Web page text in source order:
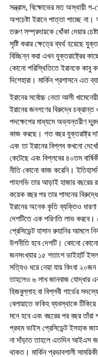
সন্ত্রাস, বিক্ষোভের মত অস্থায়ী গ-
অপচেষ্টা ইরানে পাত্তা পাচ্ছে
তরুণ সম্প্রদায়কে ধোঁকা দেয়ার
সৃষ্টি করার ক্ষেত্রে ব্যর্থ হয়েছে
বিচ্ছিন্ন করা এখন যুক্তরাষ্ট্রের
কোনো পরিস্থিতিতে ইরানকে কাবু
দিশেহারা। মার্কিন প্রশাসনে এত
ইরানের সর্বোচ্চ নেতা আলী
ইরানের জনগণের বিরুদ্ধে চক্রান্ত
পদক্ষেপের মাধ্যমে অভ্যন্তরীণ
কাজ করছে। গত বছর যুক্তরাষ্ট্র
এবং তা ইরানের বিপ্লব কখনো
কেটেছে এবং বিপ্লবের ৪০তম
নীতি কোনো কাজ করেনি।
পাহলভি তার আড়াই হাজার বছরের
কয়েক বছর পর তার শাসনের
ইরানের অনেক কৃতি ব্যক্তিও
দেশটিতে এক পরিণতি লাভ করবে।
প্রেসিডেন্ট হাসান রুহানির আমলে
উপনীতি হবে দেশটি। কোনো কোনো
জনসংখ্যার ১৫ শতাংশ ডাইহার্ট
সত্যিও ধরে নেয়া যায় কিংবা
তাহলেও ৬ লাখ জানবাজ যোদ্ধার
হিজবুল্লাহ বা বিপ্লবী গার্ডের
বেলায়াতে ফকিহ ব্যবস্থাকে
মনে হবে এবং বছরের পর বছর
প্রথম ভাইস প্রেসিডেন্ট ইসহাক
না দাঁড়াত তাহলে এতদিন আইএস
থাকত। মার্কিন প্রভাবশালী